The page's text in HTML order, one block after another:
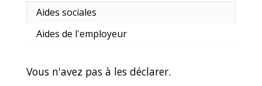
Aides sociales
Aides de l'employeur
Vous n'avez pas à les déclarer.